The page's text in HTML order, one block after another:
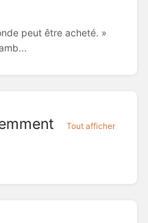
peut être acheté. »
Tout afficher